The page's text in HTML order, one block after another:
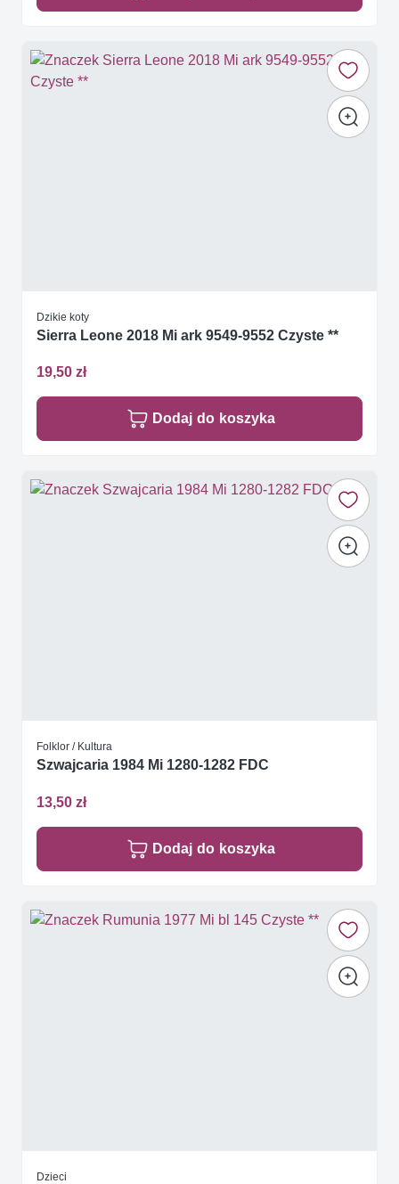
Dzikie koty
Sierra Leone 2018 Mi ark 9549-9552 Czyste **
19,50 zł
Dodaj do koszyka
Folklor / Kultura
Szwajcaria 1984 Mi 1280-1282 FDC
13,50 zł
Dodaj do koszyka
Dzieci